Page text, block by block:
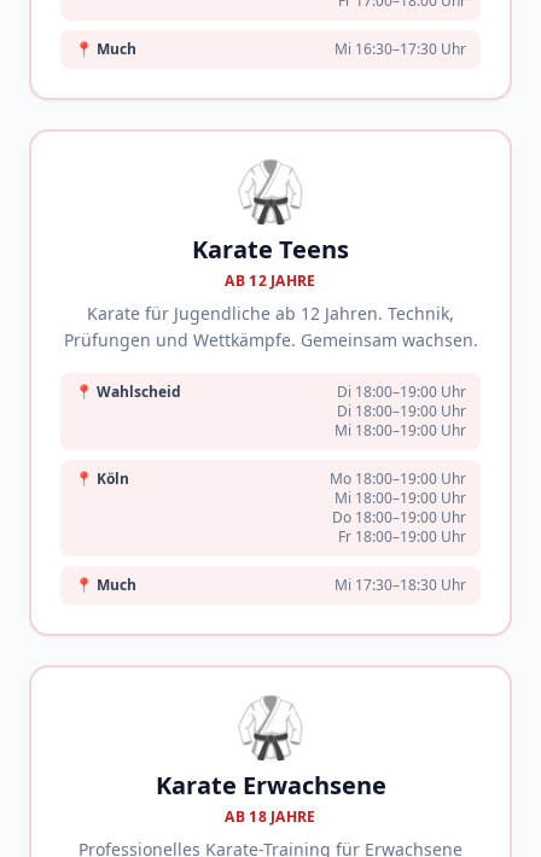
📍 Much Mi 16:30–17:30 Uhr
🥋
Karate Teens
AB 12 JAHRE
Karate für Jugendliche ab 12 Jahren. Technik,
Prüfungen und Wettkämpfe. Gemeinsam wachsen.
📍 Wahlscheid
Di 18:00–19:00 Uhr
Di 18:00–19:00 Uhr
Mi 18:00–19:00 Uhr
📍 Köln
Mo 18:00–19:00 Uhr
Mi 18:00–19:00 Uhr
Do 18:00–19:00 Uhr
Fr 18:00–19:00 Uhr
📍 Much Mi 17:30–18:30 Uhr
🥋
Karate Erwachsene
AB 18 JAHRE
Professionelles Karate-Training für Erwachsene